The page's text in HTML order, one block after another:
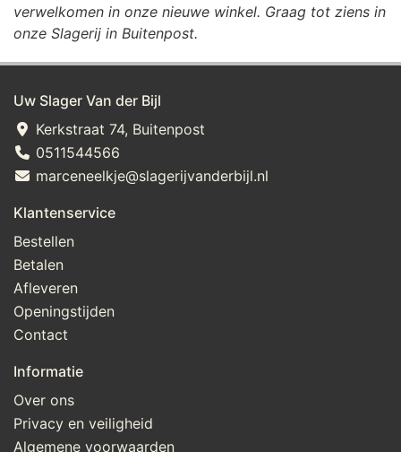
verwelkomen in onze nieuwe winkel. Graag tot ziens in
onze Slagerij in Buitenpost.
Uw Slager Van der Bijl
Kerkstraat 74, Buitenpost
0511544566
marceneelkje@slagerijvanderbijl.nl
Klantenservice
Bestellen
Betalen
Afleveren
Openingstijden
Contact
Informatie
Over ons
Privacy en veiligheid
Algemene voorwaarden